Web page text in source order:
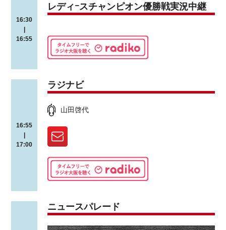
16:30
|
16:55
レディｰスチャンピオン優勝戦実況中継
16:55
17:00
ラジナビ
山田啓代
ニュースパレード